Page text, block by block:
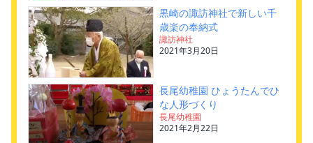
黒崎の諏訪神社で新しい千
歳楽の奉納式
諏訪神社
2021年3月20日
長尾幼稚園 ひょうたんでひ
な人形づくり
長尾幼稚園
2021年2月22日